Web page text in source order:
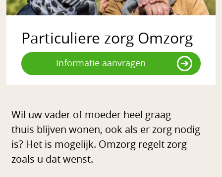
Particuliere zorg Omzorg
Informatie aanvragen
Wil uw vader of moeder heel graag
thuis blijven wonen, ook als er zorg nodig
is? Het is mogelijk. Omzorg regelt zorg
zoals u dat wenst.